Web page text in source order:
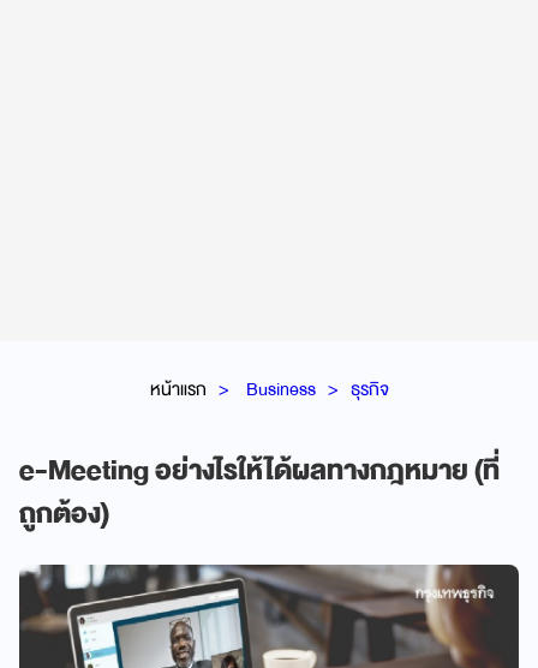
หน้าแรก Business ธุรกิจ
e-Meeting อย่างไรให้ได้ผลทางกฎหมาย (ที่
ถูกต้อง)